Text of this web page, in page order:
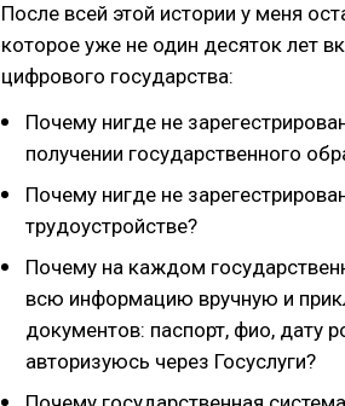
После всей этой истории у меня
которое уже не один десяток лет
цифрового государства:
Почему нигде не
получении государственного
Почему нигде не
трудоустройстве?
Почему на каждом
всю информацию вручную и
документов: паспорт, фио, дату
авторизуюсь через Госуслуги?